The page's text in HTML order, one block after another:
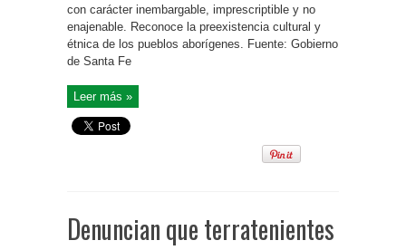
con carácter inembargable, imprescriptible y no
enajenable. Reconoce la preexistencia cultural y
étnica de los pueblos aborígenes. Fuente: Gobierno
de Santa Fe
Leer más »
Denuncian que terratenientes